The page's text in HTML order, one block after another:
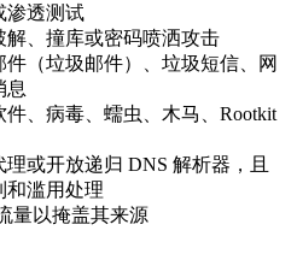
渗透测试
、撞库或密码喷洒攻击
（垃圾邮件）、垃圾短信、网
息
、病毒、蠕虫、木马、Rootkit
或开放递归 DNS 解析器，且
和滥用处理
量以掩盖其来源